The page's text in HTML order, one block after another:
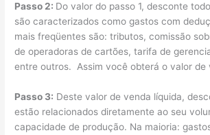
Passo 2: Do valor do passo 1, desconte
são caracterizados como gastos com
mais freqüentes são: tributos, comissão
de operadoras de cartões, tarifa de
entre outros. Assim você obterá o valor de
Passo 3: Deste valor de venda líquida,
estão relacionados diretamente ao seu
capacidade de produção. Na maioria: